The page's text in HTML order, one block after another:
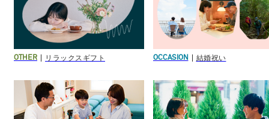
OTHER リラックスギフト OCCASION 結婚祝い